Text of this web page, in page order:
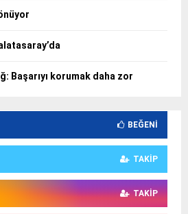
Başarıyı korumak daha zor
BEĞENI
TAKIP
TAKIP